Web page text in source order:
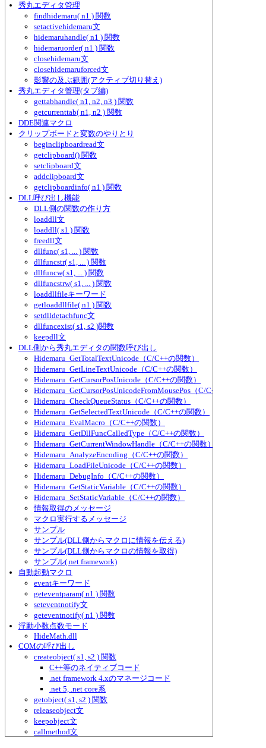
秀丸エディタ管理
findhidemaru( n1 ) 関数
setactivehidemaru文
hidemaruhandle( n1 ) 関数
hidemaruorder( n1 ) 関数
closehidemaru文
closehidemaruforced文
影響の及ぶ範囲(アクティブ切り替え)
秀丸エディタ管理(タブ編)
gettabhandle( n1, n2, n3 ) 関数
getcurrenttab( n1, n2 ) 関数
DDE関連マクロ
クリップボードと変数のやりとり
beginclipboardread文
getclipboard() 関数
setclipboard文
addclipboard文
getclipboardinfo( n1 ) 関数
DLL呼び出し機能
DLL側の関数の作り方
loaddll文
loaddll( s1 ) 関数
freedll文
dllfunc( s1, ... ) 関数
dllfuncstr( s1, ... ) 関数
dllfuncw( s1, ... ) 関数
dllfuncstrw( s1, ... ) 関数
loaddllfileキーワード
getloaddllfile( n1 ) 関数
setdlldetachfunc文
dllfuncexist( s1, s2 )関数
keepdll文
DLL側から秀丸エディタの関数呼び出し
Hidemaru_GetTotalTextUnicode（C/C++の関数）
Hidemaru_GetLineTextUnicode（C/C++の関数）
Hidemaru_GetCursorPosUnicode（C/C++の関数）
Hidemaru_GetCursorPosUnicodeFromMousePos（C/C++の関数）
Hidemaru_CheckQueueStatus（C/C++の関数）
Hidemaru_GetSelectedTextUnicode（C/C++の関数）
Hidemaru_EvalMacro（C/C++の関数）
Hidemaru_GetDllFuncCalledType（C/C++の関数）
Hidemaru_GetCurrentWindowHandle（C/C++の関数）
Hidemaru_AnalyzeEncoding（C/C++の関数）
Hidemaru_LoadFileUnicode（C/C++の関数）
Hidemaru_DebugInfo（C/C++の関数）
Hidemaru_GetStaticVariable（C/C++の関数）
Hidemaru_SetStaticVariable（C/C++の関数）
情報取得のメッセージ
マクロ実行するメッセージ
サンプル
サンプル(DLL側からマクロに情報を伝える)
サンプル(DLL側からマクロの情報を取得)
サンプル(.net framework)
自動起動マクロ
eventキーワード
geteventparam( n1 ) 関数
seteventnotify文
geteventnotify( n1 ) 関数
浮動小数点数モード
HideMath.dll
COMの呼び出し
createobject( s1, s2 ) 関数
C++等のネイティブコード
.net framework 4.xのマネージコード
.net 5, .net core系
getobject( s1, s2 ) 関数
releaseobject文
keepobject文
callmethod文